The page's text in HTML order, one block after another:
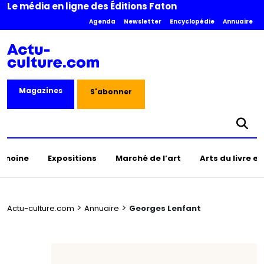
Le média en ligne des Éditions Faton
Agenda Newsletter Encyclopédie Annuaire
Magazines S'abonner
Expositions Marché de l’art Arts du livre
Actu-culture.com > Annuaire > Georges Lenfant